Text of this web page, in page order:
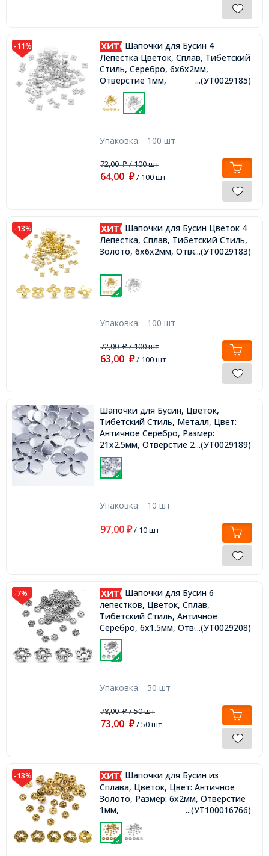
-11%
Шапочки для Бусин 4
Лепестка Цветок, Сплав, Тибетский
Стиль, Серебро, 6х6х2мм,
Отверстие 1мм,
...(УТ0029185)
Упаковка: 100 шт
72,00₽/ 100 шт
64,00 ₽/ 100 шт
-13%
Шапочки для Бусин Цветок 4
Лепестка, Сплав, Тибетский Стиль,
Золото, 6х6х2мм, Отверстие 1мм,
...(УТ0029183)
Упаковка: 100 шт
72,00₽/ 100 шт
63,00 ₽/ 100 шт
Шапочки для Бусин, Цветок,
Тибетский Стиль, Металл, Цвет:
Античное Серебро, Размер:
21х2.5мм, Отверстие 2.5мм,...(УТ0029189)
Упаковка: 10 шт
97,00 ₽/ 10 шт
-7%
Шапочки для Бусин 6
лепестков, Цветок, Сплав,
Тибетский Стиль, Античное
Серебро, 6х1.5мм, Отверстие 2мм,
...(УТ0029208)
Упаковка: 50 шт
78,00₽/ 50 шт
73,00 ₽/ 50 шт
-13%
Шапочки для Бусин из
Сплава, Цветок, Цвет: Античное
Золото, Размер: 6х2мм, Отверстие
1мм,
...(УТ100016766)